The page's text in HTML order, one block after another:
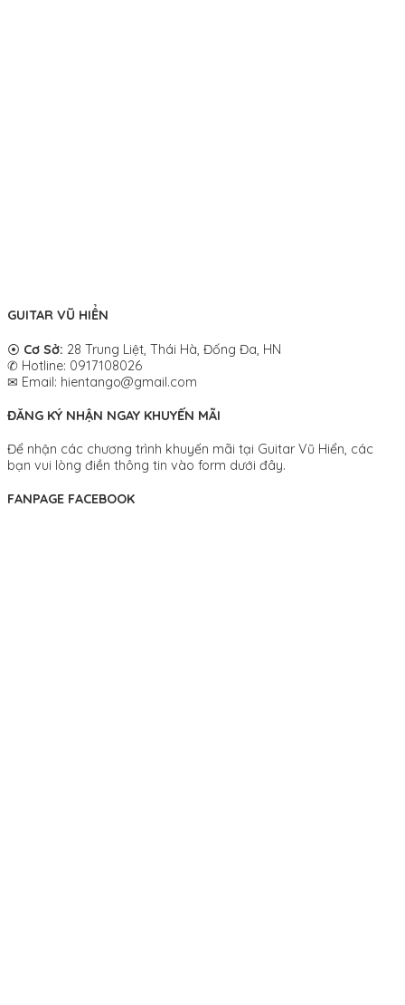
GUITAR VŨ HIỂN
⦿ Cơ Sở: 28 Trung Liệt, Thái Hà, Đống Đa, HN
✆ Hotline: 0917108026
✉ Email: hientango@gmail.com
ĐĂNG KÝ NHẬN NGAY KHUYẾN MÃI
Để nhận các chương trình khuyến mãi tại Guitar Vũ Hiển, các
bạn vui lòng điền thông tin vào form dưới đây.
FANPAGE FACEBOOK